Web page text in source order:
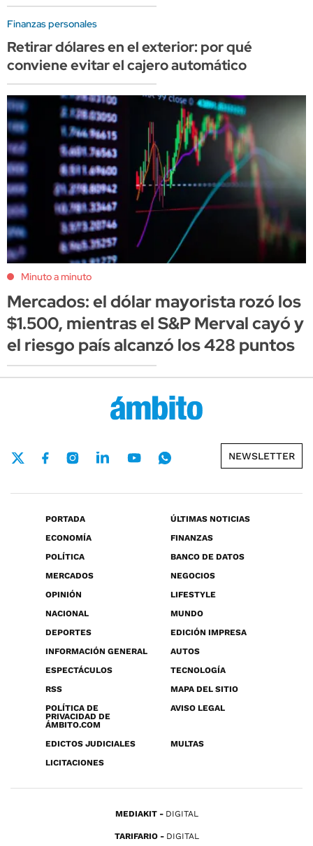
Finanzas personales
Retirar dólares en el exterior: por qué
conviene evitar el cajero automático
Minuto a minuto
Mercados: el dólar mayorista rozó los
$1.500, mientras el S&P Merval cayó y
el riesgo país alcanzó los 428 puntos
NEWSLETTER
PORTADA
ÚLTIMAS NOTICIAS
ECONOMÍA
FINANZAS
POLÍTICA
BANCO DE DATOS
MERCADOS
NEGOCIOS
OPINIÓN
LIFESTYLE
NACIONAL
MUNDO
DEPORTES
EDICIÓN IMPRESA
INFORMACIÓN GENERAL
AUTOS
ESPECTÁCULOS
TECNOLOGÍA
RSS
MAPA DEL SITIO
POLÍTICA DE
PRIVACIDAD DE
ÁMBITO.COM
AVISO LEGAL
EDICTOS JUDICIALES
MULTAS
LICITACIONES
MEDIAKIT DIGITAL
TARIFARIO DIGITAL